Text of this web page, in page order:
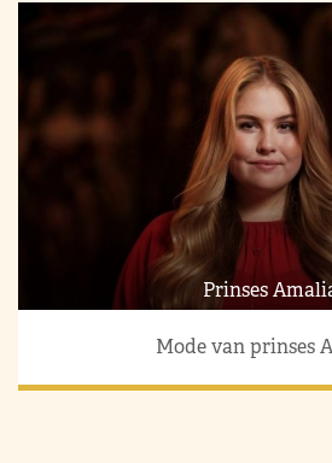
Prinses
Mode van prinses